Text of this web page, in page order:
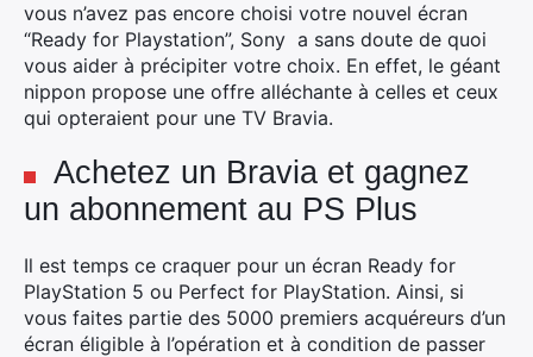
vous n’avez pas encore choisi votre nouvel écran
“Ready for Playstation”, Sony a sans doute de quoi
vous aider à précipiter votre choix. En effet, le géant
nippon propose une offre alléchante à celles et ceux
qui opteraient pour une TV Bravia.
Achetez un Bravia et gagnez
un abonnement au PS Plus
Il est temps ce craquer pour un écran Ready for
PlayStation 5 ou Perfect for PlayStation. Ainsi, si
vous faites partie des 5000 premiers acquéreurs d’un
écran éligible à l’opération et à condition de passer